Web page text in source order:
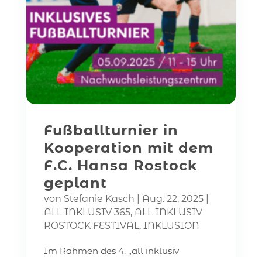
Fußballturnier in
Kooperation mit dem
F.C. Hansa Rostock
geplant
von Stefanie Kasch Aug. 22, 2025|
ALL INKLUSIV 365, ALL INKLUSIV
ROSTOCK FESTIVAL, INKLUSION
Im Rahmen des 4. „all inklusiv